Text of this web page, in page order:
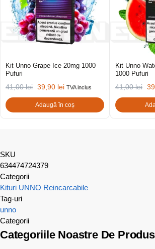
Kit Unno Grape Ice 20mg 1000
Pufuri
41,00lei 39,90 lei TVA inclus
Adaugă în coș
Kit Unno
1000 Pufuri
41,00lei
SKU
634474724379
Categorii
Kituri UNNO Reincarcabile
Tag-uri
unno
Categorii
Categoriile Noastre De